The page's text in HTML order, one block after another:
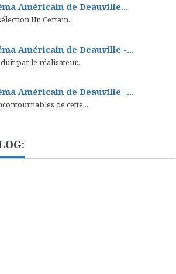
Américain de Deauville...
Un Certain...
Américain de Deauville -...
par le réalisateur...
Américain de Deauville -...
de cette...